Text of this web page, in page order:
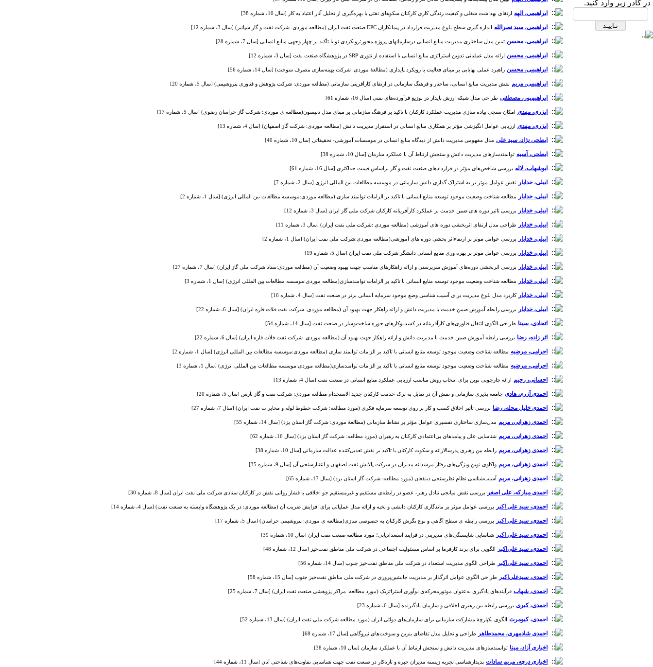
در کادر زیر وارد کنید.
ابراهیمی، الهه ارتقای بهداشت شغلی و کیفیت زندگی کاری کارکنان سکوهای نفتی با بهره‌گیری از تحلیل آثار اعتیاد به کار [سال 10، شماره 38]
ابراهیمی، سید نصرالله اندازه گیری سطح بلوغ مدیریت قرارداد در پیمانکاران EPC صنعت نفت ایران (مطالعه موردی: شرکت نفت و گاز سپانیر) [سال 3، شماره 12]
ابراهیمی، محسن تبیین مدل ساختاری مدیریت منابع انسانی درسازمانهای پروژه محور؛رویکردی نو با تأکید بر چهار وجهی منابع انسانی [سال 7، شماره 28]
ابراهیمی، محسن ارائه مدل عملیاتی تدوین استراتژی منابع انسانی با استفاده از تئوری SRP در پژوهشگاه صنعت نفت [سال 3، شماره 12]
ابراهیمی، محسن راهبرد عملی بهایابی بر مبنای فعالیت با رویکرد پایداری (مطالعۀ موردی: شرکت بهینه‌سازی مصرف سوخت) [سال 14، شماره 56]
ابراهیمی، مریم نقش مدیریت منابع انسانی، ساختار و فرهنگ سازمانی در ارتقای کارآفرینی سازمانی (مطالعه موردی: شرکت پژوهش و فناوری پتروشیمی) [سال 5، شماره 20]
ابراهیم‌پور، مصطفی طراحی مدل شبکه ارزش پایدار در توزیع فرآورده‌های نفتی [سال 16، شماره 61]
ابزری، مهدی امکان سنجی پیاده سازی مدیریت عملکرد کارکنان با تاکید بر فرهنگ سازمانی بر مبنای مدل دنیسون(مطالعه ی موردی: شرکت گاز خراسان رضوی) [سال 5، شماره 17]
ابزری، مهدی ارزیابی عوامل انگیزشی مؤثر بر همکاری منابع انسانی در استقرار مدیریت دانش (مطالعه موردی: شرکت گاز اصفهان) [سال 4، شماره 13]
ابطحی نژاد، سید علی مدل مفهومی مدیریت دانش از دیدگاه منابع انسانی در موسسات آموزشی- تحقیقاتی [سال 10، شماره 40]
ابطحی، آسیه توانمندسازهای مدیریت دانش و سنجش ارتباط آن با عملکرد سازمان [سال 10، شماره 38]
ابوشهاب، لاله بررسی شاخص‌های مؤثر در قراردادهای صنعت نفت و گاز براساس قیمت حداکثری [سال 16، شماره 61]
ابیلی، خدایار نقش عوامل موثر بر به اشتراک گذاری دانش سازمانی در موسسه مطالعات بین المللی انرژی [سال 2، شماره 7]
ابیلی، خدایار مطالعه شناخت وضعیت موجود توسعه منابع انسانی با تاکید بر الزامات توانمند سازی (مطالعه موردی:موسسه مطالعات بین المللی انرژی) [سال 1، شماره 2]
ابیلی، خدایار بررسی تاثیر دوره های ضمن خدمت بر عملکرد کارآفرینانه کارکنان شرکت ملی گاز ایران [سال 3، شماره 12]
ابیلی، خدایار طراحی مدل ارتقای اثربخشی دوره های آموزشی (مطالعه موردی :شرکت ملی نفت ایران) [سال 3، شماره 11]
ابیلی، خدایار بررسی عوامل موثر بر ارتقاءاثر بخشی دوره های آموزشی(مطالعه موردی:شرکت ملی نفت ایران) [سال 1، شماره 2]
ابیلی، خدایار بررسی عوامل موثر بر بهره وری منابع انسانی دانشگر شرکت ملی نفت ایران [سال 5، شماره 19]
ابیلی، خدایار بررسی اثربخشی دوره‌های آموزش سرپرستی و ارائه راهکارهای مناسب جهت بهبود وضعیت آن (مطالعه موردی:ستاد شرکت ملی گاز ایران) [سال 7، شماره 27]
ابیلی، خدایار مطالعه شناخت وضعیت موجود توسعه منابع انسانی با تاکید بر الزامات توامندسازی(مطالعه موردی:موسسه مطالعات بین المللی انرژی) [سال 1، شماره 3]
ابیلی، خدایار کاربرد مدل بلوغ مدیریت برای آسیب شناسی وضع موجود سرمایه انسانی برتر در صنعت نفت [سال 4، شماره 16]
ابیلی، خدایار بررسی رابطه آموزش ضمن خدمت با مدیریت دانش و ارائه راهکار جهت بهبود آن (مطالعه موردی: شرکت نفت فلات قاره ایران) [سال 6، شماره 22]
اتحادی، سینا طراحی الگوی انتقال فناوری‌‌های کارآفرینانه در کسب‌وکارهای حوزه ساخت‌وساز در صنعت نفت [سال 14، شماره 54]
اثر زاده، رضا بررسی رابطه آموزش ضمن خدمت با مدیریت دانش و ارائه راهکار جهت بهبود آن (مطالعه موردی: شرکت نفت فلات قاره ایران) [سال 6، شماره 22]
احرامی، مرضیه مطالعه شناخت وضعیت موجود توسعه منابع انسانی با تاکید بر الزامات توانمند سازی (مطالعه موردی:موسسه مطالعات بین المللی انرژی) [سال 1، شماره 2]
احرامی، مرضیه مطالعه شناخت وضعیت موجود توسعه منابع انسانی با تاکید بر الزامات توامندسازی(مطالعه موردی:موسسه مطالعات بین المللی انرژی) [سال 1، شماره 3]
احسانی، رحیم ارائه چارچوبی نوین برای انتخاب روش مناسب ارزیابی عملکرد منابع انسانی در صنعت نفت [سال 4، شماره 13]
احمدی آزرم، هادی جامعه پذیری سازمانی و نقش آن در تمایل به ترک خدمت کارکنان جدید الاستخدام مطالعه موردی: شرکت نفت و گاز پارس [سال 5، شماره 20]
احمدی خلیل محله، رضا بررسی تأثیر اخلاق کسب و کار بر روی توسعه سرمایه فکری (مورد مطالعه: شرکت خطوط لوله و مخابرات نفت ایران) [سال 7، شماره 27]
احمدی زهرانی، مریم مدل‌سازی ساختاری تفسیری عوامل مؤثر بر نشاط سازمانی (مطالعۀ موردی: شرکت گاز استان یزد) [سال 14، شماره 55]
احمدی زهرانی، مریم شناسایی علل و پیامدهای بی‌‌اعتمادی کارکنان به رهبران (مورد مطالعه: شرکت گاز استان یزد) [سال 16، شماره 62]
احمدی زهرانی، مریم رابطه بین رهبری پدرسالارانه و سکوت کارکنان با تاکید بر نقش تعدیل‌کننده عدالت سازمانی [سال 10، شماره 38]
احمدی زهرانی، مریم واکاوی نوین ویژگی‌های رفتار مرشدانه مدیران در شرکت پالایش نفت اصفهان و اعتبارسنجی آن [سال 9، شماره 35]
احمدی زهرانی، مریم آسیب‌شناسی نظام نظرسنجی ذینفعان (مورد مطالعه: شرکت گاز استان یزد) [سال 17، شماره 65]
احمدی مبارکه، علی اصغر بررسی نقش میانجی تبادل رهبر- عضو در رابطه‌ی مستقیم و غیرمستقیم جو اخلاقی با فشار روانی نقش در کارکنان ستادی شرکت ملی نفت ایران [سال 8، شماره 30]
احمدی، سید علی اکبر بررسی عوامل موثر بر ماندگاری کارکنان دانشی و نخبه و ارائه مدل عملیاتی برای افزایش ضریب آن (مطالعه موردی: در یک پژوهشگاه وابسته به صنعت نفت) [سال 4، شماره 14]
احمدی، سید علی اکبر بررسی رابطه ی سطح آگاهی و نوع نگرش کارکنان به خصوصی سازی(مطالعه ی موردی: پتروشیمی خراسان) [سال 5، شماره 17]
احمدی، سید علی اکبر شناسایی شایستگی‌های مدیریتی در فرایند استعدادیابی؛ مورد مطالعه صنعت نفت ایران [سال 10، شماره 39]
احمدی، سید علی‌اکبر الگویی برای برند کارفرما بر اساس مسئولیت اجتماعی در شرکت ملی مناطق نفت‌خیز [سال 12، شماره 48]
احمدی، سید علی‌اکبر طراحی الگوی مدیریت استعداد در شرکت ملی مناطق نفت‌خیز جنوب [سال 14، شماره 56]
احمدی، سیدعلی‌اکبر طراحی الگوی عوامل اثرگذار بر مدیریت جانشین‌پروری در شرکت ملی مناطق نفت‌خیز جنوب [سال 15، شماره 58]
احمدی، شهاب فرآیندهای یادگیری به‌عنوان موتورمحرکه‌ی نوآوری استراتژیک (مورد مطالعه: مراکز پژوهشی صنعت نفت ایران) [سال 7، شماره 25]
احمدی، کبری بررسی رابطه بین رهبری اخلاقی و سازمان یادگیرنده [سال 6، شماره 23]
احمدی، کیومرث الگوی یکپارچۀ مشارکت سازمانی برای سازمان‌های دولتی ایران (مورد مطالعه شرکت ملی نفت ایران) [سال 13، شماره 52]
احمدی‌ شادمهری، محمدطاهر طراحی و تحلیل مدل تقاضای بنزین و سوخت‌های نیروگاهی [سال 17، شماره 68]
اخباری آزاد، مینا توانمندسازهای مدیریت دانش و سنجش ارتباط آن با عملکرد سازمان [سال 10، شماره 38]
اخباری درچه، مریم سادات پدیدارشناسی تجربه زیسته مدیران خبره و تازه‌کار در صنعت نفت جهت شناسایی تفاوت‌های شناختی آنان [سال 11، شماره 44]